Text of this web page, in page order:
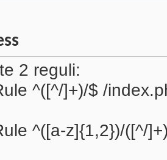
2 reguli:
^([^/]+)/$ /
^([a-z]{1,2})/([^/